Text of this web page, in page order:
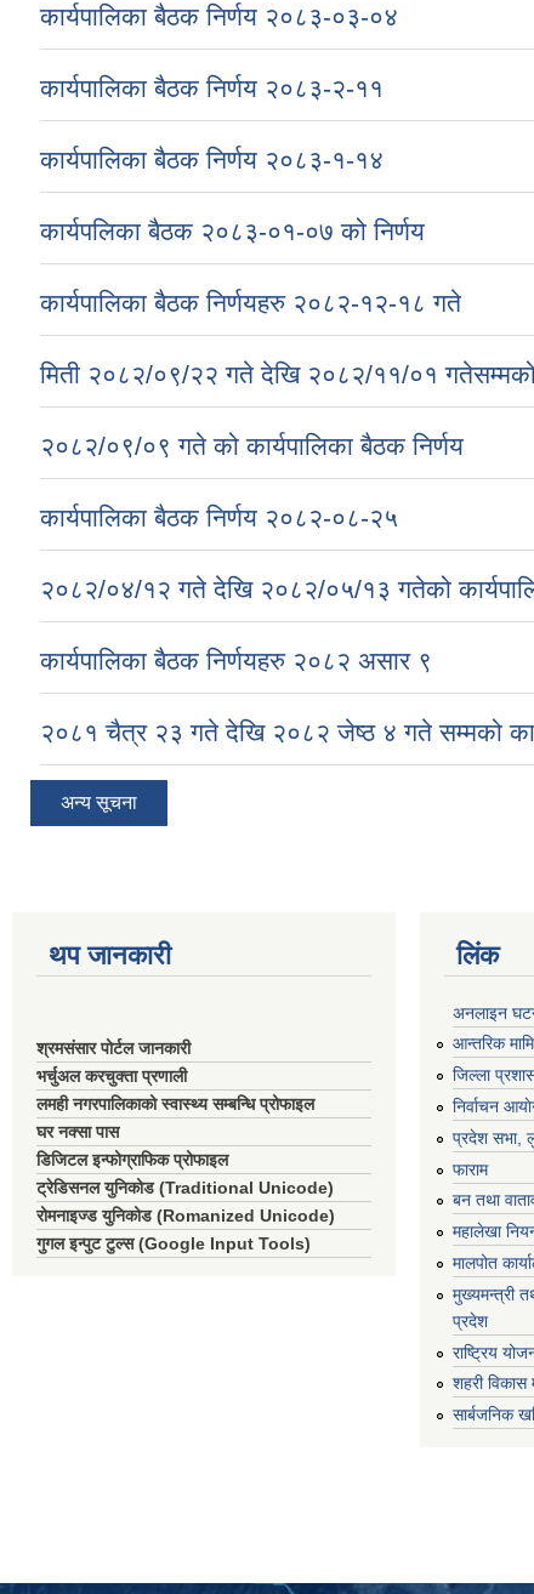
कार्यपालिका बैठक निर्णय २०८३-०३-०४
कार्यपालिका बैठक निर्णय २०८३-२-११
कार्यपालिका बैठक निर्णय २०८३-१-१४
कार्यपलिका बैठक २०८३-०१-०७ को निर्णय
कार्यपालिका बैठक निर्णयहरु २०८२-१२-१८ गते
मिती २०८२/०९/२२ गते देखि २०८२/११/०१ गतेसम्मको
२०८२/०९/०९ गते को कार्यपालिका बैठक निर्णय
कार्यपालिका बैठक निर्णय २०८२-०८-२५
२०८२/०४/१२ गते देखि २०८२/०५/१३ गतेको
कार्यपालिका बैठक निर्णयहरु २०८२ असार ९
२०८१ चैत्र २३ गते देखि २०८२ जेष्ठ ४ गते सम्मको
अन्य सूचना
थप जानकारी
श्रमसंसार पोर्टल जानकारी
भर्चुअल करचुक्ता प्रणाली
लमही नगरपालिकाको स्वास्थ्य सम्बन्धि प्रोफाइल
घर नक्सा पास
डिजिटल इन्फोग्राफिक प्रोफाइल
ट्रेडिसनल युनिकोड (Traditional Unicode)
रोमनाइज्ड युनिकोड (Romanized Unicode)
गुगल इन्पुट टुल्स (Google Input Tools)
लिंक
अनलाइन
आन्तरिक
जिल्ला
निर्वाचन
प्रदेश सभा,
फाराम
बन तथा
महालेखा
मालपोत
मुख्यमन्त्री
प्रदेश
राष्ट्रिय
शहरी विकास
सार्बजनिक